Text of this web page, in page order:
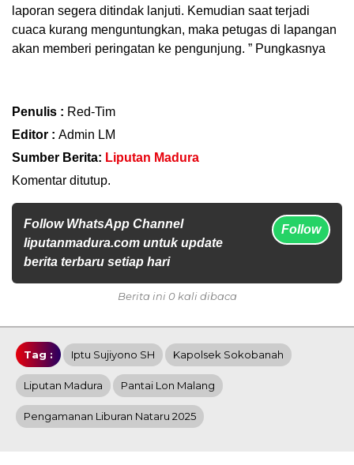
laporan segera ditindak lanjuti. Kemudian saat terjadi
cuaca kurang menguntungkan, maka petugas di lapangan
akan memberi peringatan ke pengunjung. ” Pungkasnya
Penulis : Red-Tim
Editor : Admin LM
Sumber Berita: Liputan Madura
Komentar ditutup.
Follow WhatsApp Channel
liputanmadura.com untuk update
berita terbaru setiap hari
Follow
Berita ini 0 kali dibaca
Tag : Iptu Sujiyono SH Kapolsek Sokobanah
Liputan Madura Pantai Lon Malang
Pengamanan Liburan Nataru 2025